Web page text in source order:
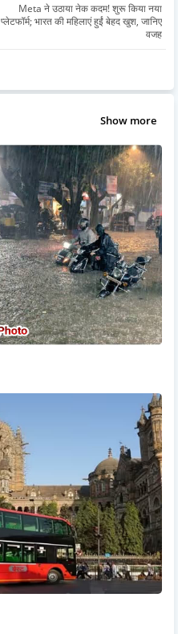
Meta ने उठाया नेक कदम! शुरू किया नया
प्लेटफॉर्म; भारत की महिलाएं हुईं बेहद खुश, जानिए
वजह
Show more